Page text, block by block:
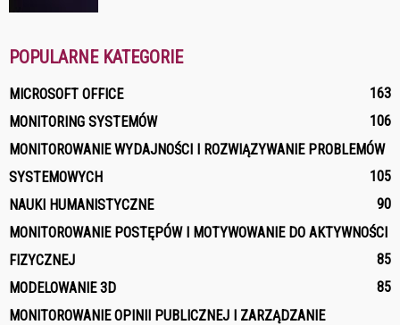
POPULARNE KATEGORIE
MICROSOFT OFFICE
163
MONITORING SYSTEMÓW
106
MONITOROWANIE WYDAJNOŚCI I ROZWIĄZYWANIE PROBLEMÓW
SYSTEMOWYCH
105
NAUKI HUMANISTYCZNE
90
MONITOROWANIE POSTĘPÓW I MOTYWOWANIE DO AKTYWNOŚCI
FIZYCZNEJ
85
MODELOWANIE 3D
85
MONITOROWANIE OPINII PUBLICZNEJ I ZARZĄDZANIE